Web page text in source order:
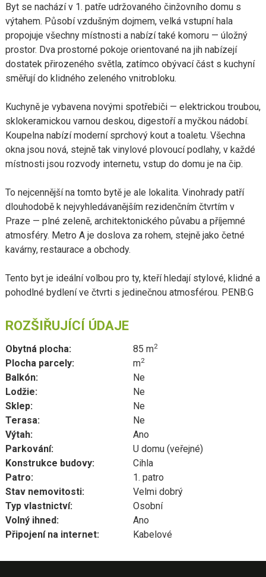
Byt se nachází v 1. patře udržovaného činžovního domu s
výtahem. Působí vzdušným dojmem, velká vstupní hala
propojuje všechny místnosti a nabízí také komoru — úložný
prostor. Dva prostorné pokoje orientované na jih nabízejí
dostatek přirozeného světla, zatímco obývací část s kuchyní
směřují do klidného zeleného vnitrobloku.
Kuchyně je vybavena novými spotřebiči — elektrickou troubou,
sklokeramickou varnou deskou, digestoří a myčkou nádobí.
Koupelna nabízí moderní sprchový kout a toaletu. Všechna
okna jsou nová, stejně tak vinylové plovoucí podlahy, v každé
místnosti jsou rozvody internetu, vstup do domu je na čip.
To nejcennější na tomto bytě je ale lokalita. Vinohrady patří
dlouhodobě k nejvyhledávanějším rezidenčním čtvrtím v
Praze — plné zeleně, architektonického půvabu a příjemné
atmosféry. Metro A je doslova za rohem, stejně jako četné
kavárny, restaurace a obchody.
Tento byt je ideální volbou pro ty, kteří hledají stylové, klidné a
pohodlné bydlení ve čtvrti s jedinečnou atmosférou. PENB:G
ROZŠIŘUJÍCÍ ÚDAJE
Obytná plocha: 85 m2
Plocha parcely: m2
Balkón:
Ne
Lodžie:
Ne
Sklep:
Ne
Terasa:
Ne
Výtah:
Ano
Parkování:
U domu (veřejné)
Konstrukce budovy:
Cihla
Patro:
1. patro
Stav nemovitosti:
Velmi dobrý
Typ vlastnictví:
Osobní
Volný ihned:
Ano
Připojení na internet:
Kabelové